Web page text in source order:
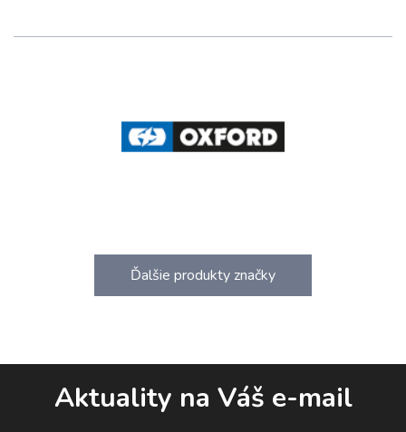
Ďalšie produkty značky
Aktuality na Váš e-mail